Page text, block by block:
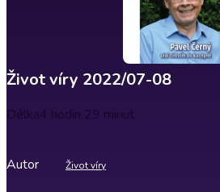
Život víry 2022/07-08
Délka4 hodin 29 minut
Autor Život víry